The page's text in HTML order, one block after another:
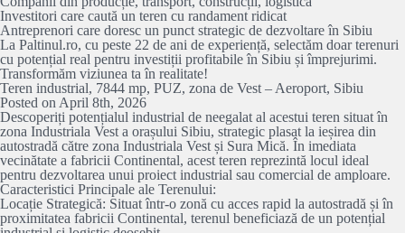
Investitori care caută un teren cu randament ridicat
Antreprenori care doresc un punct strategic de dezvoltare în Sibiu
La Paltinul.ro, cu peste 22 de ani de experiență, selectăm doar terenuri
cu potențial real pentru investiții profitabile în Sibiu și împrejurimi.
Transformăm viziunea ta în realitate!
Teren industrial, 7844 mp, PUZ, zona de Vest – Aeroport, Sibiu
Posted on April 8th, 2026
Descoperiți potențialul industrial de neegalat al acestui teren situat în
zona Industriala Vest a orașului Sibiu, strategic plasat la ieșirea din
autostradă către zona Industriala Vest și Sura Mică. În imediata
vecinătate a fabricii Continental, acest teren reprezintă locul ideal
pentru dezvoltarea unui proiect industrial sau comercial de amploare.
Caracteristici Principale ale Terenului:
Locație Strategică: Situat într-o zonă cu acces rapid la autostradă și în
proximitatea fabricii Continental, terenul beneficiază de un potențial